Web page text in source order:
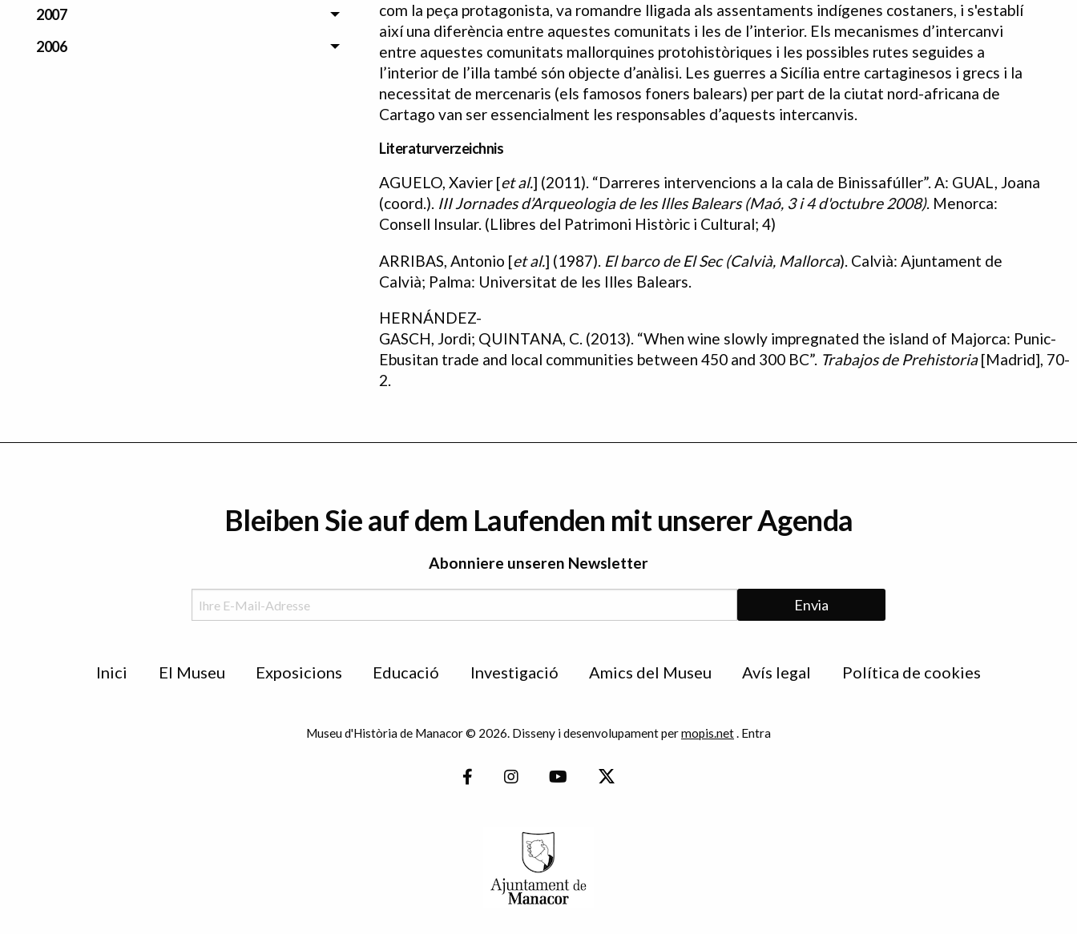
2007
2006
com la peça protagonista, va romandre lligada als assentaments indígenes costaners, i s'establí
així una diferència entre aquestes comunitats i les de l’interior. Els mecanismes d’intercanvi
entre aquestes comunitats mallorquines protohistòriques i les possibles rutes seguides a
l’interior de l’illa també són objecte d’anàlisi. Les guerres a Sicília entre cartaginesos i grecs i la
necessitat de mercenaris (els famosos foners balears) per part de la ciutat nord-africana de
Cartago van ser essencialment les responsables d’aquests intercanvis.
Literaturverzeichnis
Bibliografia
AGUELO, Xavier [et al.] (2011). “Darreres intervencions a la cala de Binissafúller”. A: GUAL, Joana
(coord.). III Jornades d’Arqueologia de les Illes Balears (Maó, 3 i 4 d'octubre 2008). Menorca:
Consell Insular. (Llibres del Patrimoni Històric i Cultural; 4)
ARRIBAS, Antonio [et al.] (1987). El barco de El Sec (Calvià, Mallorca). Calvià: Ajuntament de
Calvià; Palma: Universitat de les Illes Balears.
HERNÁNDEZ-
GASCH, Jordi; QUINTANA, C. (2013). “When wine slowly impregnated the island of Majorca: Punic-
Ebusitan trade and local communities between 450 and 300 BC”. Trabajos de Prehistoria[Madrid], 70-
2.
Bleiben Sie auf dem Laufenden mit unserer Agenda
Abonniere unseren Newsletter
Inici El Museu Exposicions Educació Investigació Amics del Museu Avís legal Política de cookies
Museu d'Història de Manacor © 2026. Disseny i desenvolupament permopis.net. Entra